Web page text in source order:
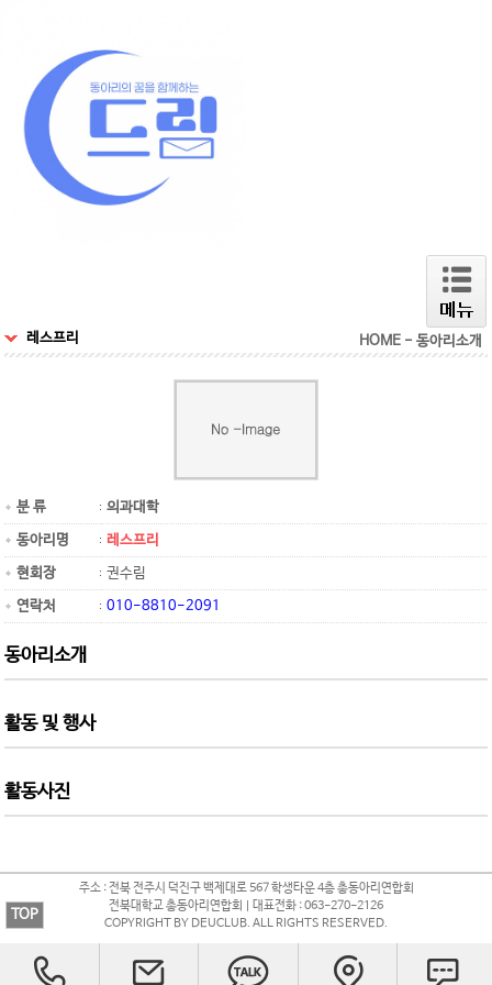
레스프리 HOME - 동아리소개
분 류
의과대학
동아리명
레스프리
현회장
권수림
연락처
010-8810-2091
동아리소개
활동 및 행사
활동사진
주소 : 전북 전주시 덕진구 백제대로 567 학생타운 4층 총동아리연합회
전북대학교 총동아리연합회 | 대표전화 : 063-270-2126
COPYRIGHT BY DEUCLUB. ALL RIGHTS RESERVED.
TOP